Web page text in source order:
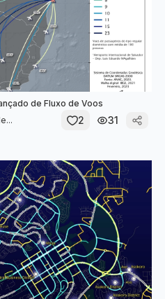
de Fluxo de Voos
2 31